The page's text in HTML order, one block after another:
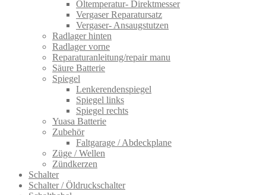
Öltemperatur- Direktmesser
Vergaser Reparatursatz
Vergaser- Ansaugstutzen
Radlager hinten
Radlager vorne
Reparaturanleitung/repair manu
Säure Batterie
Spiegel
Lenkerendenspiegel
Spiegel links
Spiegel rechts
Yuasa Batterie
Zubehör
Faltgarage / Abdeckplane
Züge / Wellen
Zündkerzen
Schalter
Schalter / Öldruckschalter